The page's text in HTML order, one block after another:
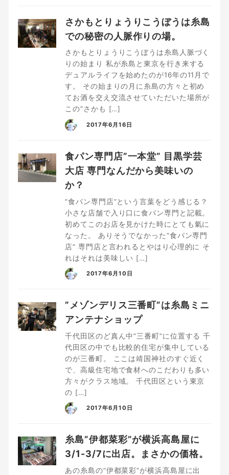
さかもとりょうりこうぼうは糸島
での秘密の人脈作りの場。
さかもとりょうりこうぼうは糸島人脈づく
りの始まり 私が糸島と東京を行き来する
デュアルライフを始めたのが16年の11月で
す。 その始まりの月に糸島の方々と初め
てお酒を交え交流させていただいた場所が
この”さかも […]
2017年6月16日
食パン専門店”一本堂” 目黒学芸
大店 専門なんだから美味いの
か？
”食パン専門店”という言葉をどう感じる？
小さな店舗で入り口に食パン専門と記載。
初めてこのお店を見かけた時にとても氣に
なった。 ありそうでなかった”食パン専門
店” 専門店と言われるとやはり心理的に そ
れはそれは美味しい […]
2017年6月10日
”メゾンデリス三番町”は糸島ミニ
アンテナショップ
千代田区のど真ん中”三番町”に位置する 千
代田区の中でも比較的住宅が集中している
のが三番町。 ここは靖国神社のすぐ近く
で、高級住宅地で食材へのこだわりも多い
方々がクラス地域。 千代田区という東京
の […]
2017年6月10日
糸島”伊都菜彩”が横浜高島屋に
3/1-3/7に出店。まさかの価格。
あの糸島の”伊都菜彩”が横浜高島屋に出